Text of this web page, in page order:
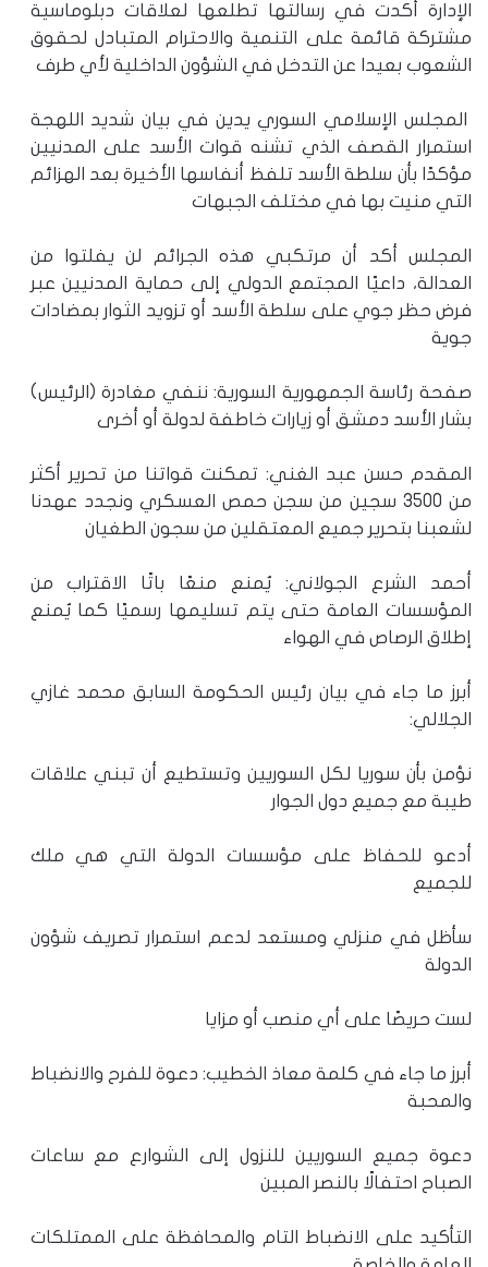
الإدارة أكدت في رسالتها تطلعها لعلاقات دبلوماسية
مشتركة قائمة على التنمية والاحترام المتبادل لحقوق
الشعوب بعيدا عن التدخل في الشؤون الداخلية لأي طرف
المجلس الإسلامي السوري يدين في بيان شديد اللهجة
استمرار القصف الذي تشنه قوات الأسد على المدنيين
مؤكدًا بأن سلطة الأسد تلفظ أنفاسها الأخيرة بعد الهزائم
التي منيت بها في مختلف الجبهات
المجلس أكد أن مرتكبي هذه الجرائم لن يفلتوا من
العدالة، داعيًا المجتمع الدولي إلى حماية المدنيين عبر
فرض حظر جوي على سلطة الأسد أو تزويد الثوار بمضادات
جوية
صفحة رئاسة الجمهورية السورية: ننفي مغادرة (الرئيس)
بشار الأسد دمشق أو زيارات خاطفة لدولة أو أخرى
المقدم حسن عبد الغني: تمكنت قواتنا من تحرير أكثر
من 3500 سجين من سجن حمص العسكري ونجدد عهدنا
لشعبنا بتحرير جميع المعتقلين من سجون الطغيان
أحمد الشرع الجولاني: يُمنع منعًا باتًا الاقتراب من
المؤسسات العامة حتى يتم تسليمها رسميًا كما يُمنع
إطلاق الرصاص في الهواء
أبرز ما جاء في بيان رئيس الحكومة السابق محمد غازي
الجلالي:
نؤمن بأن سوريا لكل السوريين وتستطيع أن تبني علاقات
طيبة مع جميع دول الجوار
أدعو للحفاظ على مؤسسات الدولة التي هي ملك
للجميع
سأظل في منزلي ومستعد لدعم استمرار تصريف شؤون
الدولة
لست حريصًا على أي منصب أو مزايا
أبرز ما جاء في كلمة معاذ الخطيب: دعوة للفرح والانضباط
والمحبة
دعوة جميع السوريين للنزول إلى الشوارع مع ساعات
الصباح احتفالًا بالنصر المبين
التأكيد على الانضباط التام والمحافظة على الممتلكات